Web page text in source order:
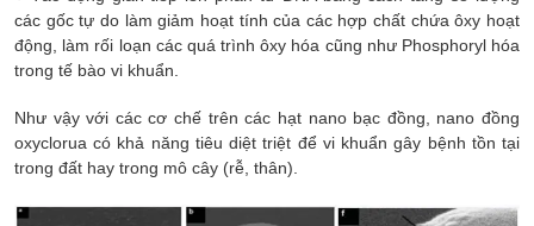
các gốc tự do làm giảm hoạt tính của các hợp chất chứa ôxy hoạt
động, làm rối loạn các quá trình ôxy hóa cũng như Phosphoryl hóa
trong tế bào vi khuẩn.
Như vậy với các cơ chế trên các hạt nano bạc đồng, nano đồng
oxyclorua có khả năng tiêu diệt triệt để vi khuẩn gây bệnh tồn tại
trong đất hay trong mô cây (rễ, thân).